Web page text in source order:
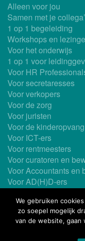
Alleen voor jou
Samen met je
1 op 1 begeleiding
Workshops en
Voor het onderwijs
1 op 1 voor
Voor HR
Voor secretaresses
Voor verkopers
Voor de zorg
Voor juristen
Voor de kinderopvang
Voor ICT-ers
Voor rentmeesters
Voor curatoren en
Voor Accountants en
Voor AD(H)D-ers
Maatwerk mogelijk
Coaching
This site is protected by reCAPTCHA and the
We gebruiken
zo soepel mogelijk
van de website, gaan